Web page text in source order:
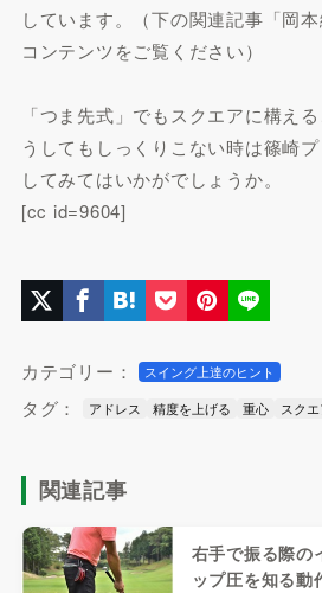
しています。（下の関連記事「岡
コンテンツをご覧ください）
「つま先式」でもスクエアに構え
うしてもしっくりこない時は篠崎
してみてはいかがでしょうか。
[cc id=9604]
カテゴリー： スイング上達のヒント
タグ： アドレス 精度を上げる 重心 スク
関連記事
右手で振る際の
ップ圧を知る動